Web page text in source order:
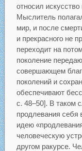
относил
Мыслитель
мир, и после
и прекрасного не
переходит на
поколение
совершающем
поколений и
обеспечивают
c. 48–50]. В таком
продлевания себя
идею
человеческую
другом ракурсе.